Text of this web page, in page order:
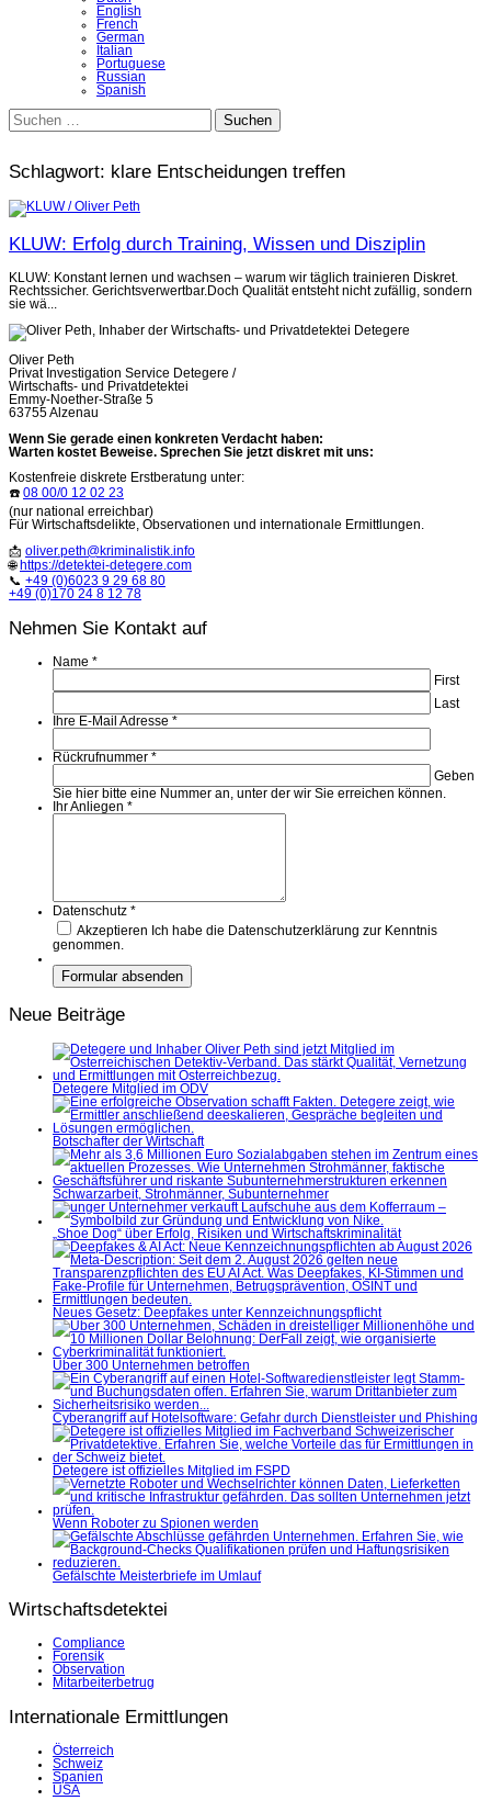
English
French
German
Italian
Portuguese
Russian
Spanish
Suchen
nach:
Schlagwort: klare Entscheidungen treffen
KLUW: Erfolg durch Training, Wissen und Disziplin
KLUW: Konstant lernen und wachsen – warum wir täglich trainieren Diskret.
Rechtssicher. Gerichtsverwertbar.Doch Qualität entsteht nicht zufällig, sondern
sie wä...
Oliver Peth
Privat Investigation Service Detegere /
Wirtschafts- und Privatdetektei
Emmy-Noether-Straße 5
63755 Alzenau
Wenn Sie gerade einen konkreten Verdacht haben:
Warten kostet Beweise. Sprechen Sie jetzt diskret mit uns:
Kostenfreie diskrete Erstberatung unter:
☎️ 08 00/0 12 02 23
(nur national erreichbar)
Für Wirtschaftsdelikte, Observationen und internationale Ermittlungen.
📩 oliver.peth@kriminalistik.info
🌐 https://detektei-detegere.com
📞 +49 (0)6023 9 29 68 80
+49 (0)170 24 8 12 78
Nehmen Sie Kontakt auf
Name *
First
Last
Ihre E-Mail Adresse *
Rückrufnummer *
Geben
Sie hier bitte eine Nummer an, unter der wir Sie erreichen können.
Ihr Anliegen *
Datenschutz *
Akzeptieren Ich habe die Datenschutzerklärung zur Kenntnis
genommen.
Neue Beiträge
Detegere Mitglied im ÖDV
Botschafter der Wirtschaft
Schwarzarbeit, Strohmänner, Subunternehmer
„Shoe Dog“ über Erfolg, Risiken und Wirtschaftskriminalität
Neues Gesetz: Deepfakes unter Kennzeichnungspflicht
Über 300 Unternehmen betroffen
Cyberangriff auf Hotelsoftware: Gefahr durch Dienstleister und Phishing
Detegere ist offizielles Mitglied im FSPD
Wenn Roboter zu Spionen werden
Gefälschte Meisterbriefe im Umlauf
Wirtschaftsdetektei
Compliance
Forensik
Observation
Mitarbeiterbetrug
Internationale Ermittlungen
Österreich
Schweiz
Spanien
USA